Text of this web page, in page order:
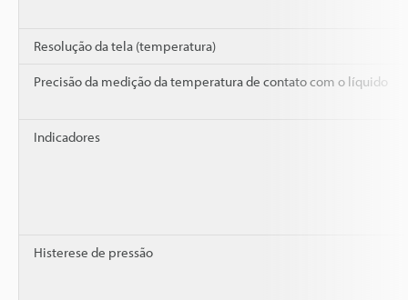
Resolução da tela (temperatura)
Precisão da medição da temperatura de contato com o líquido
Indicadores
Histerese de pressão